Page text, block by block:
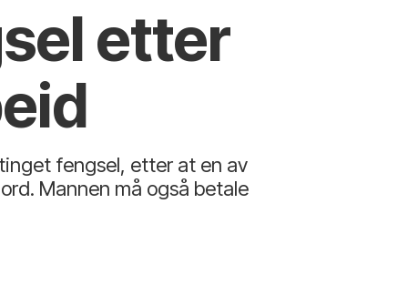
etter
fengsel, etter at en av
Mannen må også betale